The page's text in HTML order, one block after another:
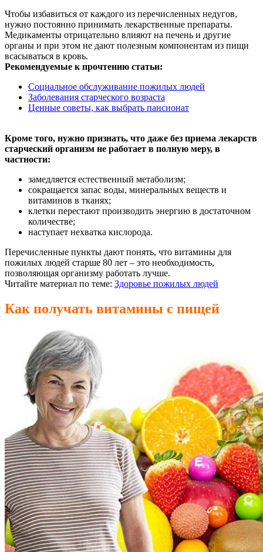
Чтобы избавиться от каждого из перечисленных недугов,
нужно постоянно принимать лекарственные препараты.
Медикаменты отрицательно влияют на печень и другие
органы и при этом не дают полезным компонентам из пищи
всасываться в кровь.
Рекомендуемые к прочтению статьи:
Социальное обслуживание пожилых людей
Заболевания старческого возраста
Ценные советы, как выбрать пансионат
Кроме того, нужно признать, что даже без приема лекарств
старческий организм не работает в полную меру, в
частности:
замедляется естественный метаболизм;
сокращается запас воды, минеральных веществ и
витаминов в тканях;
клетки перестают производить энергию в достаточном
количестве;
наступает нехватка кислорода.
Перечисленные пункты дают понять, что витамины для
пожилых людей старше 80 лет – это необходимость,
позволяющая организму работать лучше.
Читайте материал по теме: Здоровье пожилых людей
Как получать витамины с пищей